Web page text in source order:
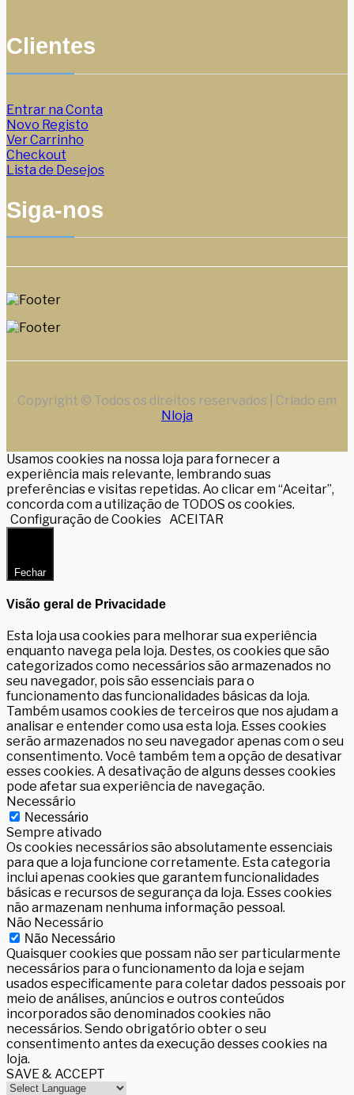
Clientes
Entrar na Conta
Novo Registo
Ver Carrinho
Checkout
Lista de Desejos
Siga-nos
Copyright © Todos os direitos reservados | Criado em
Nloja
Usamos cookies na nossa loja para fornecer a
experiência mais relevante, lembrando suas
preferências e visitas repetidas. Ao clicar em “Aceitar”,
concorda com a utilização de TODOS os cookies.
Configuração de Cookies ACEITAR
Fechar
Visão geral de Privacidade
Esta loja usa cookies para melhorar sua experiência
enquanto navega pela loja. Destes, os cookies que são
categorizados como necessários são armazenados no
seu navegador, pois são essenciais para o
funcionamento das funcionalidades básicas da loja.
Também usamos cookies de terceiros que nos ajudam a
analisar e entender como usa esta loja. Esses cookies
serão armazenados no seu navegador apenas com o seu
consentimento. Você também tem a opção de desativar
esses cookies. A desativação de alguns desses cookies
pode afetar sua experiência de navegação.
Necessário
Necessário
Sempre ativado
Os cookies necessários são absolutamente essenciais
para que a loja funcione corretamente. Esta categoria
inclui apenas cookies que garantem funcionalidades
básicas e recursos de segurança da loja. Esses cookies
não armazenam nenhuma informação pessoal.
Não Necessário
Não Necessário
Quaisquer cookies que possam não ser particularmente
necessários para o funcionamento da loja e sejam
usados especificamente para coletar dados pessoais por
meio de análises, anúncios e outros conteúdos
incorporados são denominados cookies não
necessários. Sendo obrigatório obter o seu
consentimento antes da execução desses cookies na
loja.
SAVE & ACCEPT